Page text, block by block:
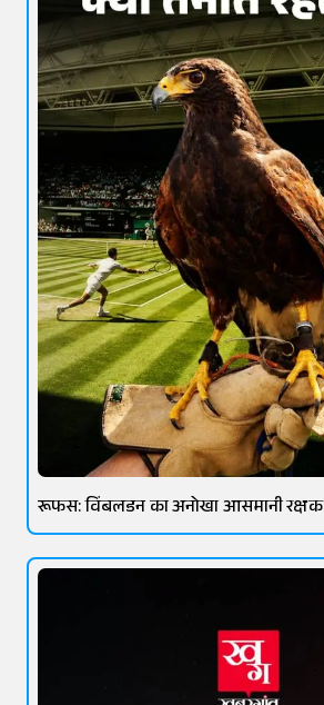
रूफस: विंबलडन का अनोखा आसमानी रक्षक